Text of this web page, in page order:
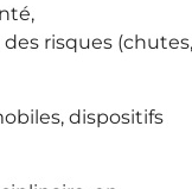
risques (chutes,
dispositifs